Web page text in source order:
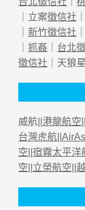
｜立案徵信社 ｜
｜ 新竹徵信社 ｜
｜ 抓姦 ｜ 台北
徵信社 ｜天狼星
威航|| 港龍航空
台灣虎航
空 宿霧太平洋
空 立榮航空